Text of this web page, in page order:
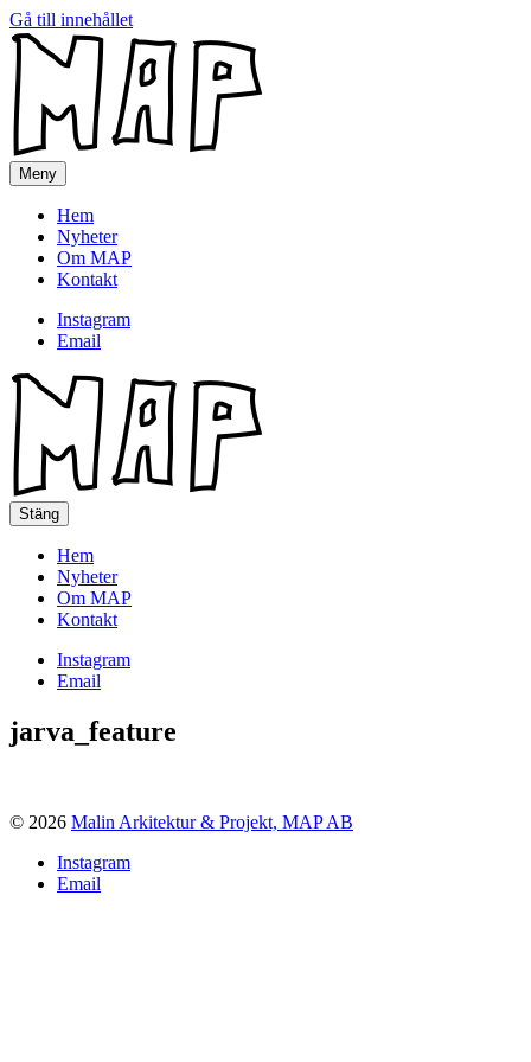
Gå till innehållet
Meny
Hem
Nyheter
Om MAP
Kontakt
Instagram
Email
Stäng
Hem
Nyheter
Om MAP
Kontakt
Instagram
Email
jarva_feature
© 2026 Malin Arkitektur & Projekt, MAP AB
Instagram
Email